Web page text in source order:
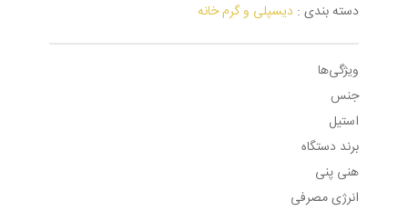
دسته بندی : دیسپلی و گرم خانه
ویژگی‌ها
جنس
استیل
برند دستگاه
هنی پنی
انرژی مصرفی